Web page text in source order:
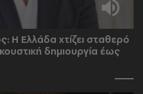
Η Ελλάδα χτίζει σταθερό
δημιουργία έως